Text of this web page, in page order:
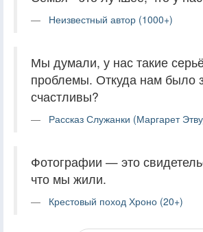
Неизвестный автор (1000+)
Мы думали, у нас такие
проблемы. Откуда нам было
счастливы?
Рассказ Служанки (Маргарет
Фотографии — это
что мы жили.
Крестовый поход Хроно (20+)